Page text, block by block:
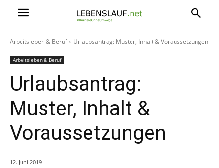
Arbeitsleben & Beruf Urlaubsantrag: Muster, Inhalt & Voraussetzungen
Arbeitsleben & Beruf
Urlaubsantrag:
Muster, Inhalt &
Voraussetzungen
12. Juni 2019